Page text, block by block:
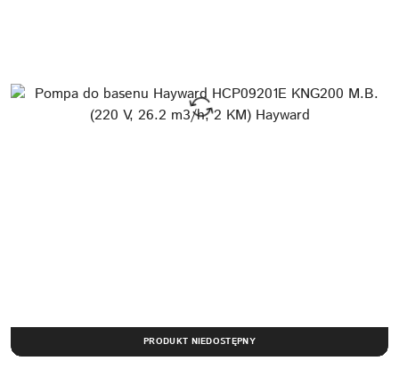
PRODUKT NIEDOSTĘPNY